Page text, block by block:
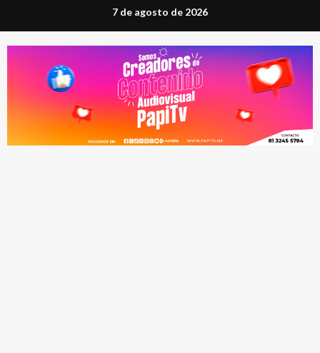
al
contenido
7 de agosto de 2026